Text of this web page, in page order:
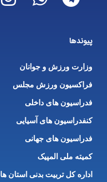
پیوندها
وزارت ورزش و جوانان
فراکسیون ورزش مجلس
فدراسیون های داخلی
کنفدراسیون های آسیایی
فدراسیون های جهانی
کمیته ملی المپیک
اداره کل تربیت بدنی استان ها